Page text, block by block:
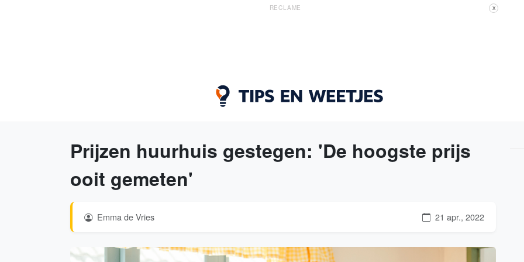
RECLAME X
Prijzen huurhuis gestegen: 'De hoogste prijs
ooit gemeten'
Emma de Vries 21 apr., 2022